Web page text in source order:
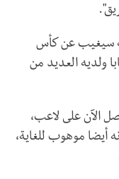
سيغيب عن كأس
ولديه العديد من
الآن على لاعب،
أيضا موهوب للغاية،